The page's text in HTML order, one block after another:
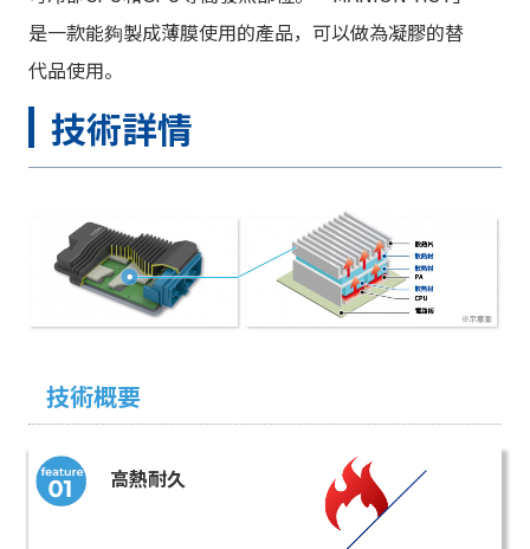
是一款能夠製成薄膜使用的產品，可以做為凝膠的替
代品使用。
技術詳情
技術概要
高熱耐久